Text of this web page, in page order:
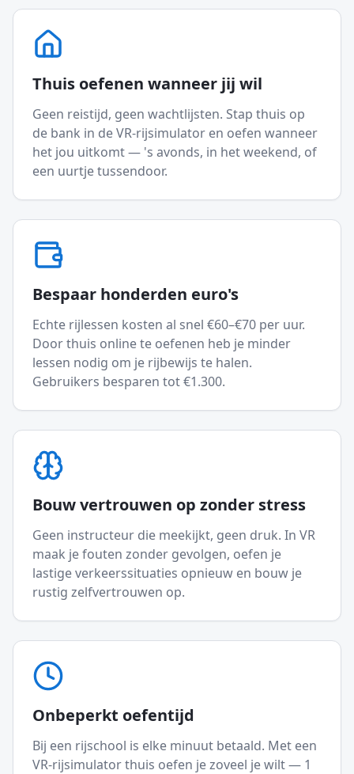
Thuis oefenen wanneer jij wil
Geen reistijd, geen wachtlijsten. Stap thuis op
de bank in de VR-rijsimulator en oefen wanneer
het jou uitkomt — 's avonds, in het weekend, of
een uurtje tussendoor.
Bespaar honderden euro's
Echte rijlessen kosten al snel €60–€70 per uur.
Door thuis online te oefenen heb je minder
lessen nodig om je rijbewijs te halen.
Gebruikers besparen tot €1.300.
Bouw vertrouwen op zonder stress
Geen instructeur die meekijkt, geen druk. In VR
maak je fouten zonder gevolgen, oefen je
lastige verkeerssituaties opnieuw en bouw je
rustig zelfvertrouwen op.
Onbeperkt oefentijd
Bij een rijschool is elke minuut betaald. Met een
VR-rijsimulator thuis oefen je zoveel je wilt — 1